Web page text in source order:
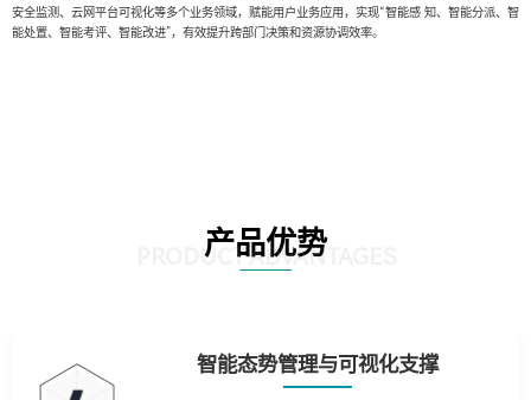
安全监测、云网平台可视化等多个业务领域，赋能用户业务应用，实现“智能感 知、智能分派、智
能处置、智能考评、智能改进”，有效提升跨部门决策和资源协调效率。
产品优势
PRODUCT ADVANTAGES
智能态势管理与可视化支撑